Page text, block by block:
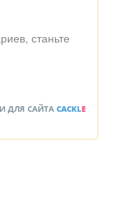
станьте
ДЛЯ САЙТА CACKLE